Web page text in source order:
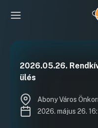
2026.05.26.
ülés
Abony Város
2026. május 26.